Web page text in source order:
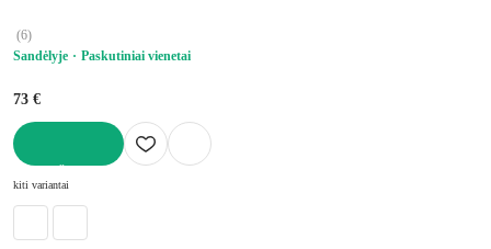
(6)
Sandėlyje
Paskutiniai vienetai
73 €
kiti variantai